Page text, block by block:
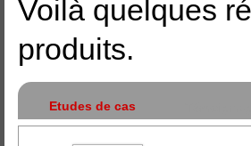
Voilà quelques
produits.
Etudes de cas